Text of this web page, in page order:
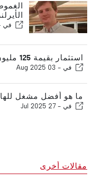
في
استثمار بقيمة 125 مليون يورو في تطوير الغارف
في - 03 Aug 2025
ما هو أفضل مشغل
في - 27 Jul 2025
مقالات أخرى